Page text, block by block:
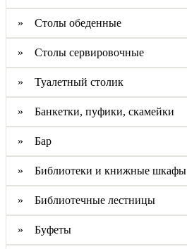
» Столы обеденные
» Столы сервировочные
» Туалетный столик
» Банкетки, пуфики, скамейки
» Бар
» Библиотеки и книжные шкафы
» Библиотечные лестницы
» Буфеты